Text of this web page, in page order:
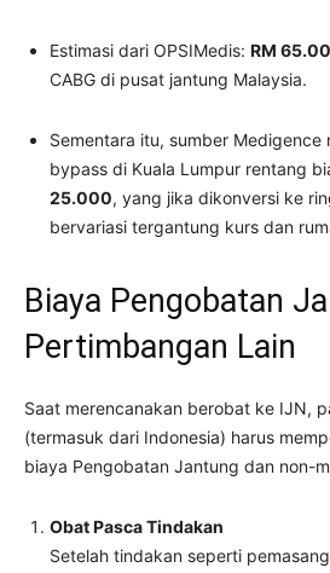
Estimasi dari OPSIMedis: RM
CABG di pusat jantung Malaysia.
Sementara itu, sumber Medigence
bypass di Kuala Lumpur rentang
25.000, yang jika dikonversi ke
bervariasi tergantung kurs dan
Biaya Pengobatan
Pertimbangan Lain
Saat merencanakan berobat ke IJN,
(termasuk dari Indonesia) harus
biaya Pengobatan Jantung dan non-
Obat Pasca Tindakan
Setelah tindakan seperti